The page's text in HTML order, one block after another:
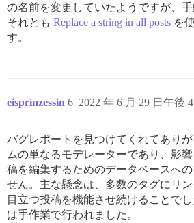
の名前を変更していたようですが、手
それとも Replace a string in all posts を
す。
eisprinzessin 2022 年 6 月 29 日午後
6
バグレポートを見つけてくれてあり
ムの単なるモデレーターであり、影
稿を編集するためのデータベースへ
せん。主な懸念は、多数のタグにリ
目立つ投稿を機能させ続けることで
は手作業で行われました。